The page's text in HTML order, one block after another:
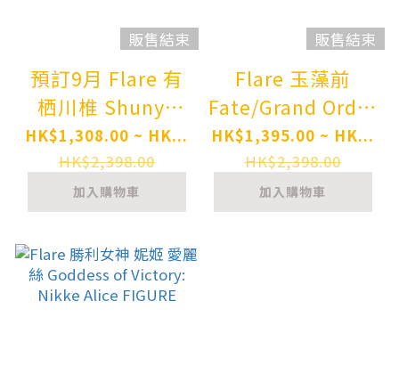
販售結束
預訂9月 Flare 有
栖川椎 Shunya
Yamashita
Original Shii
Arisugawa
Complete Figure
Pre-order
HK$1,308.00 ~ HK...
HK$2,398.00
加入購物車
販售結束
Flare 玉藻前
Fate/Grand Order
Lancer/Tamamo
no Mae
Complete Figure
HK$1,395.00 ~ HK...
HK$2,398.00
加入購物車